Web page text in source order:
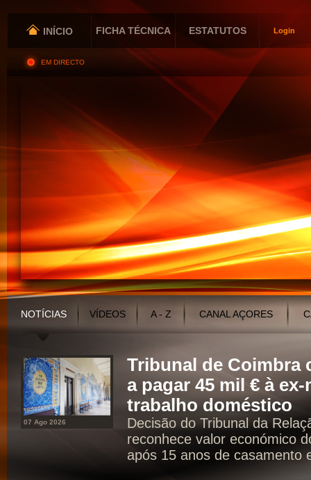
INÍCIO FICHA TÉCNICA ESTATUTOS Login
EM DIRECTO
NOTÍCIAS VÍDEOS A - Z CANAL AÇORES
07 Ago 2026
Tribunal de Coimbra
a pagar 45 mil € à
trabalho doméstico
Decisão do Tribunal da
reconhece valor económico
após 15 anos de casamento